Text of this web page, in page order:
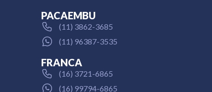
PACAEMBU
(11) 3862-3685
(11) 96387-3535
FRANCA
(16) 3721-6865
(16) 99794-6865